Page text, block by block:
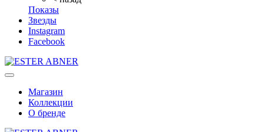
Показы
Звезды
Instagram
Facebook
Магазин
Коллекции
О бренде